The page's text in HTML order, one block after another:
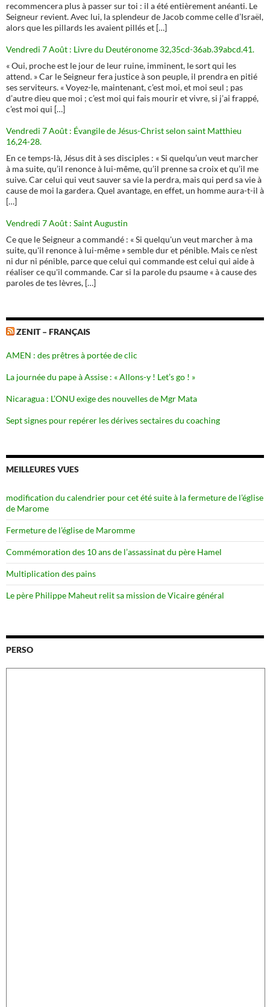
recommencera plus à passer sur toi : il a été entièrement anéanti. Le
Seigneur revient. Avec lui, la splendeur de Jacob comme celle d’Israël,
alors que les pillards les avaient pillés et […]
Vendredi 7 Août : Livre du Deutéronome 32,35cd-36ab.39abcd.41.
« Oui, proche est le jour de leur ruine, imminent, le sort qui les
attend. » Car le Seigneur fera justice à son peuple, il prendra en pitié
ses serviteurs. « Voyez-le, maintenant, c’est moi, et moi seul ; pas
d’autre dieu que moi ; c’est moi qui fais mourir et vivre, si j’ai frappé,
c’est moi qui […]
Vendredi 7 Août : Évangile de Jésus-Christ selon saint Matthieu
16,24-28.
En ce temps-là, Jésus dit à ses disciples : « Si quelqu’un veut marcher
à ma suite, qu’il renonce à lui-même, qu’il prenne sa croix et qu’il me
suive. Car celui qui veut sauver sa vie la perdra, mais qui perd sa vie à
cause de moi la gardera. Quel avantage, en effet, un homme aura-t-il à
[…]
Vendredi 7 Août : Saint Augustin
Ce que le Seigneur a commandé : « Si quelqu'un veut marcher à ma
suite, qu'il renonce à lui-même » semble dur et pénible. Mais ce n'est
ni dur ni pénible, parce que celui qui commande est celui qui aide à
réaliser ce qu'il commande. Car si la parole du psaume « à cause des
paroles de tes lèvres, […]
ZENIT – FRANÇAIS
AMEN : des prêtres à portée de clic
La journée du pape à Assise : « Allons-y ! Let’s go ! »
Nicaragua : L’ONU exige des nouvelles de Mgr Mata
Sept signes pour repérer les dérives sectaires du coaching
MEILLEURES VUES
modification du calendrier pour cet été suite à la fermeture de l’église
de Marome
Fermeture de l’église de Maromme
Commémoration des 10 ans de l’assassinat du père Hamel
Multiplication des pains
Le père Philippe Maheut relit sa mission de Vicaire général
PERSO